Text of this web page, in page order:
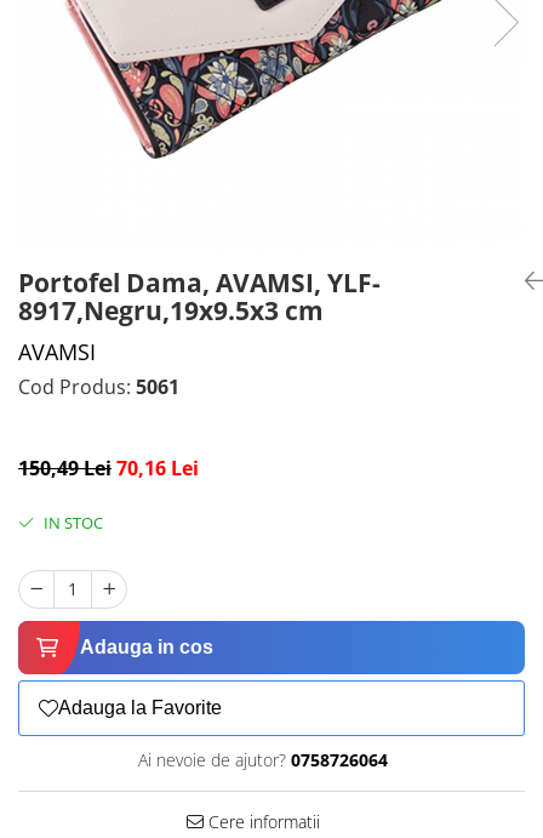
CADOU NAȘI
BRATARI DAMĂ
PORTOFELE DAMĂ
Portofel Dama, AVAMSI, YLF-
8917,Negru,19x9.5x3 cm
AVAMSI
Cod Produs: 5061
150,49 Lei70,16 Lei
IN STOC
Adauga in cos
Adauga la Favorite
Ai nevoie de ajutor? 0758726064
Cere informatii